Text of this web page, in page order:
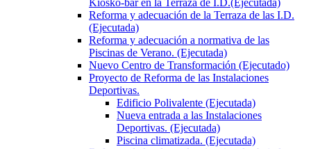
Kiosko-bar en la Terraza de I.D.(Ejecutada)
Reforma y adecuación de la Terraza de las I.D.
(Ejecutada)
Reforma y adecuación a normativa de las
Piscinas de Verano. (Ejecutada)
Nuevo Centro de Transformación (Ejecutado)
Proyecto de Reforma de las Instalaciones
Deportivas.
Edificio Polivalente (Ejecutada)
Nueva entrada a las Instalaciones
Deportivas. (Ejecutada)
Piscina climatizada. (Ejecutada)